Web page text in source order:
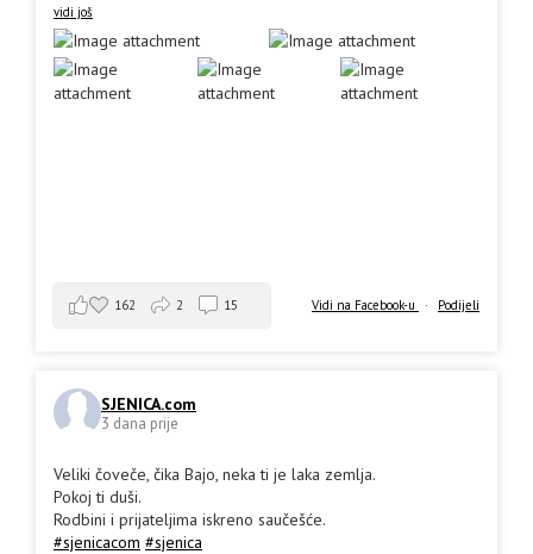
vidi još
Vidi na Facebook-u · Podijeli
162 2 15
SJENICA.com
3 dana prije
Veliki čoveče, čika Bajo, neka ti je laka zemlja.
Pokoj ti duši.
Rodbini i prijateljima iskreno saučešće.
#sjenicacom #sjenica